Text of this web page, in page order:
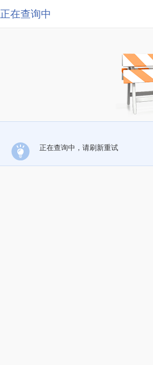
正在查询中
正在查询中，请刷新重试